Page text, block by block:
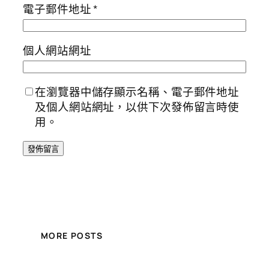
電子郵件地址*
個人網站網址
在瀏覽器中儲存顯示名稱、電子郵件地址
及個人網站網址，以供下次發佈留言時使
用。
MORE POSTS